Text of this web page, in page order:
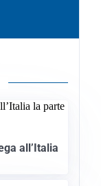
all’Italia